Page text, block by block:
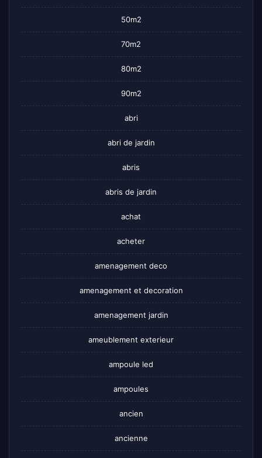
50m2
70m2
80m2
90m2
abri
abri de jardin
abris
abris de jardin
achat
acheter
amenagement deco
amenagement et decoration
amenagement jardin
ameublement exterieur
ampoule led
ampoules
ancien
ancienne